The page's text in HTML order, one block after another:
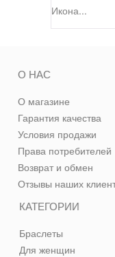
Икона...
КАТЕГОРИИ
Браслеты
Для женщин
О НАС
О магазине
Гарантия качества
Условия продажи
Права потребителей
Возврат и обмен
Отзывы наших